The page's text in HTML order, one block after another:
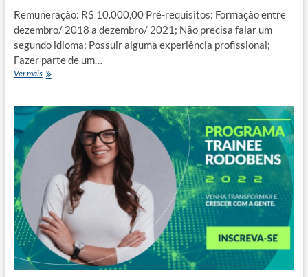
Remuneração: R$ 10.000,00 Pré-requisitos: Formação entre
dezembro/ 2018 a dezembro/ 2021; Não precisa falar um
segundo idioma; Possuir alguma experiência profissional;
Fazer parte de um…
Ver maisPrograma
MONDELEZ